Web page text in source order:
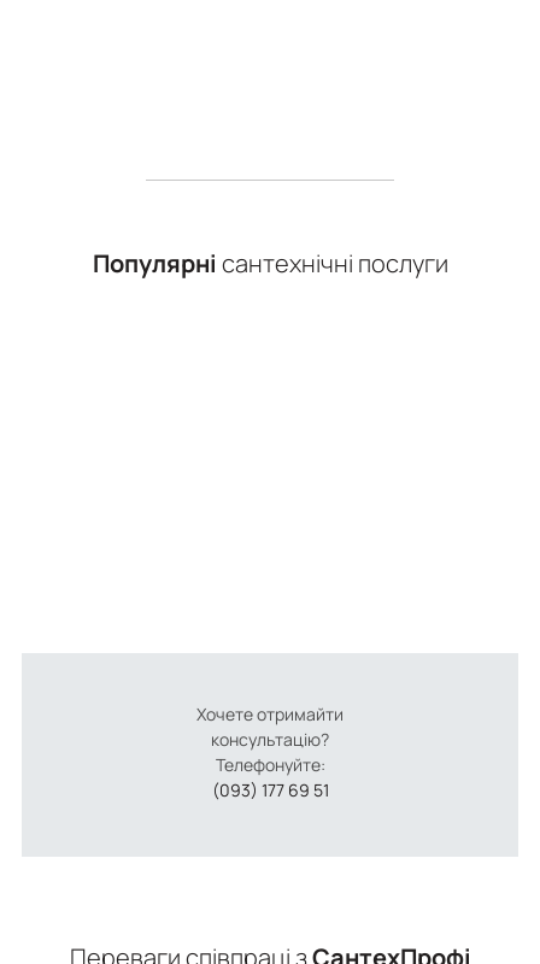
Популярні сантехнічні послуги
Хочете отримайти
консультацію?
Телефонуйте:
(093) 177 69 51
Переваги співпраці зСантехПрофі